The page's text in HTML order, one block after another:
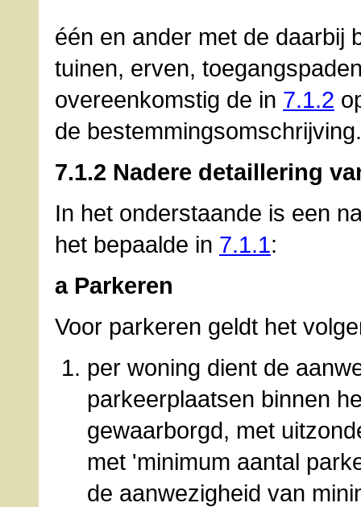
één en ander met de daarbij
tuinen, erven,
overeenkomstig de in 7.1.2
de bestemmingsomschrijving.
7.1.2 Nadere detaillering
In het onderstaande is een
het bepaalde in 7.1.1:
a Parkeren
Voor parkeren geldt het
per woning dient de
parkeerplaatsen binnen
gewaarborgd, met
met 'minimum aantal
de aanwezigheid van